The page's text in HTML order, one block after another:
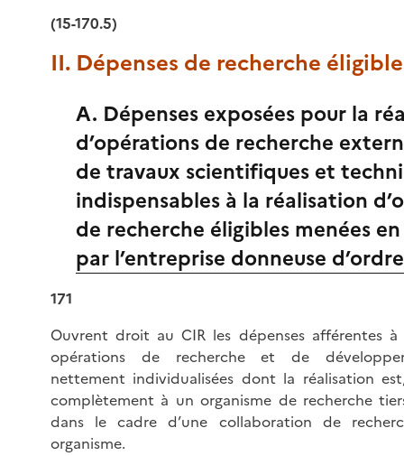
(15-170.5)
II. Dépenses de recherche
A. Dépenses exposées pour la
d’opérations de recherche
de travaux scientifiques et
indispensables à la réalisation
de recherche éligibles menées
par l’entreprise donneuse d’ordre
171
Ouvrent droit au CIR les dépenses afférentes
opérations de recherche et de
nettement individualisées dont la réalisation
complètement à un organisme de recherche
dans le cadre d’une collaboration de
organisme.